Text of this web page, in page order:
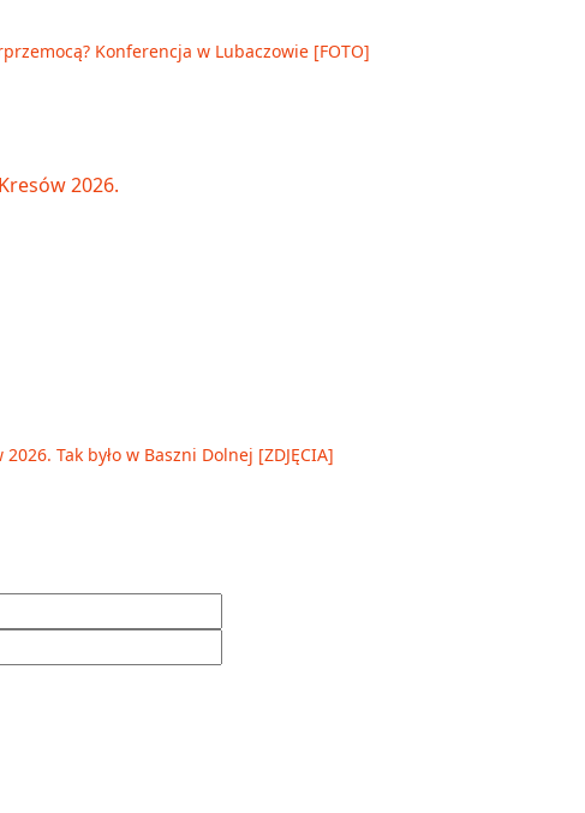
Konferencja w Lubaczowie [FOTO]
Tak było w Baszni Dolnej [ZDJĘCIA]